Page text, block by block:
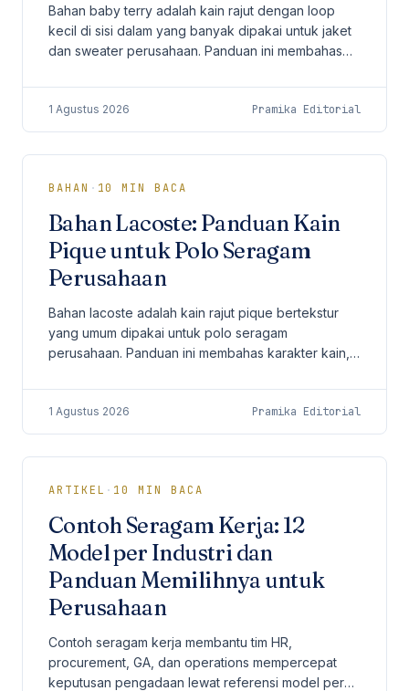
Bahan baby terry adalah kain rajut dengan loop
kecil di sisi dalam yang banyak dipakai untuk jaket
dan sweater perusahaan. Panduan ini membahas
kriteria pengadaannya.
1 Agustus 2026 Pramika Editorial
BAHAN · 10 MIN BACA
Bahan Lacoste: Panduan Kain
Pique untuk Polo Seragam
Perusahaan
Bahan lacoste adalah kain rajut pique bertekstur
yang umum dipakai untuk polo seragam
perusahaan. Panduan ini membahas karakter kain,
1 Agustus 2026 Pramika Editorial
ARTIKEL · 10 MIN BACA
Contoh Seragam Kerja: 12
Model per Industri dan
Panduan Memilihnya untuk
Perusahaan
Contoh seragam kerja membantu tim HR,
procurement, GA, dan operations mempercepat
keputusan pengadaan lewat referensi model per